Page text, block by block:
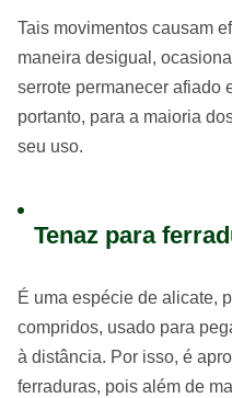
Tais movimentos causam
maneira desigual,
serrote permanecer afiado
portanto, para a maioria
seu uso.
Tenaz para
É uma espécie de alicate,
compridos, usado para
à distância. Por isso, é
ferraduras, pois além de